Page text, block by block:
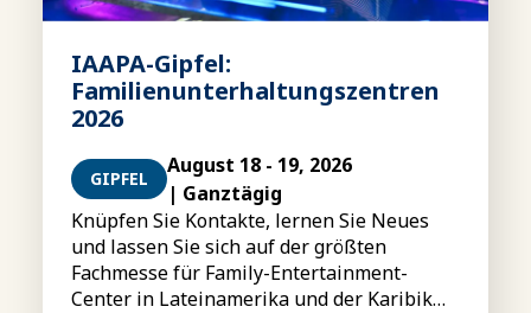
IAAPA-Gipfel:
Familienunterhaltungszentren
2026
GIPFEL
August 18 - 19, 2026
| Ganztägig
Knüpfen Sie Kontakte, lernen Sie Neues
und lassen Sie sich auf der größten
Fachmesse für Family-Entertainment-
Center in Lateinamerika und der Karibik